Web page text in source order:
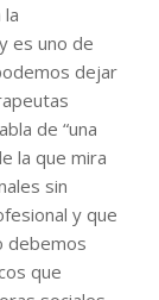
es uno de
dejar
de “una
la que mira
sin
y que
debemos
que